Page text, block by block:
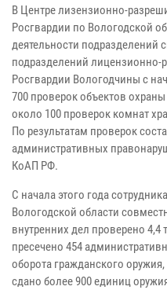
В Центре лизензионно-
Росгвардии по Вологодской
деятельности подразделений
подразделений лицензионно-
Росгвардии Вологодчины с
700 проверок объектов
около 100 проверок комнат
По результатам проверок
административных
КоАП РФ.
С начала этого года
Вологодской области
внутренних дел проверено
пресечено 454
оборота гражданского
сдано более 900 единиц